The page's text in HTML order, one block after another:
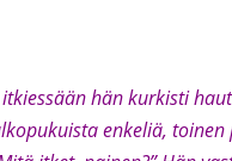
hän kurkisti
enkeliä,